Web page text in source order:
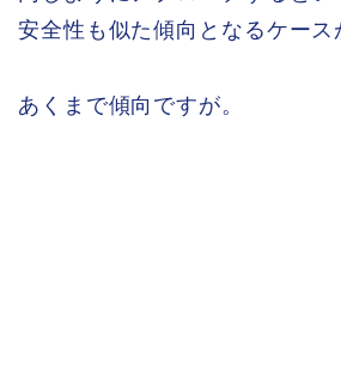
安全性も似た傾向となるケース
あくまで傾向ですが。